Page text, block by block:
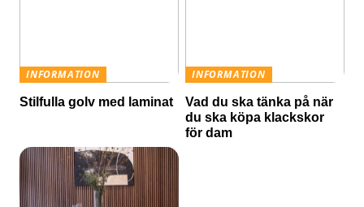
INFORMATION
Stilfulla golv med laminat
INFORMATION
Vad du ska tänka på när
du ska köpa klackskor
för dam